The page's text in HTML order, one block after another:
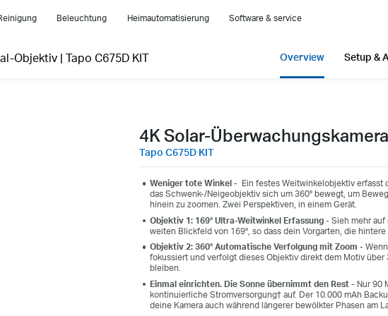
Beleuchtung Heimautomatisierung Software & service
Objektiv | Tapo C675D KIT Overview Setup &
4K Solar-
Tapo C675D KIT
Weniger tote Winkel - Ein festes Weitwinkelobjektiv
das Schwenk-/Neigeobjektiv sich um 360° bewegt, um
hinein zu zoomen. Zwei Perspektiven, in einem Gerät.
Objektiv 1: 169° Ultra-Weitwinkel Erfassung - Sieh mehr
weiten Blickfeld von 169°, so dass dein Vorgarten, die
Objektiv 2: 360° Automatische Verfolgung mit Zoom -
fokussiert und verfolgt dieses Objektiv direkt dem Motiv
bleiben.
Einmal einrichten. Die Sonne übernimmt den Rest - Nur 90
kontinuierliche Stromversorgung† auf. Der 10.000 mAh
deine Kamera auch während längerer bewölkter Phasen am